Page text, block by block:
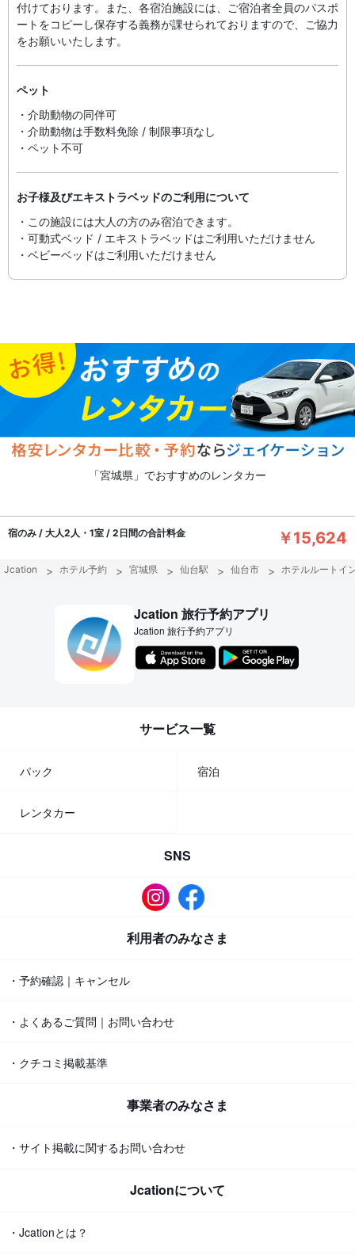
付け​ております。また、各宿泊施設には、ご宿泊者全員のパスポ
ートをコピーし保存する義務が課せられておりますの​で、ご協力
をお願いいたします。
ペット
・介助動物の同伴可
・介助動物は手数料免除 / 制限事項なし
・ペット不可
お子様及びエキストラベッドのご利用について
・この施設には大人の方のみ宿泊できます。
・可動式ベッド / エキストラベッドはご利用いただけません
・ベビーベッドはご利用いただけません
「宮城県」でおすすめのレンタカー
宿のみ / 大人2人・1室 / 2日間の合計料金 ￥15,624
Jcation ホテル予約 宮城県 仙台駅 仙台市 ホテルルートイ
Jcation 旅行予約アプリ
Jcation 旅行予約アプリ
サービス一覧
パック 宿泊
レンタカー
SNS
利用者のみなさま
・予約確認｜キャンセル
・よくあるご質問｜お問い合わせ
・クチコミ掲載基準
事業者のみなさま
・サイト掲載に関するお問い合わせ
Jcationについて
・Jcationとは？